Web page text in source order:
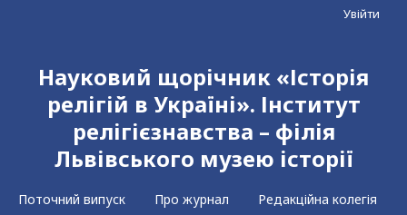
Науковий щорічник «Історія
релігій в Україні». Інститут
релігієзнавства – філія
Львівського музею історії
Поточний випуск Про журнал Редакційна колегія
Увійти